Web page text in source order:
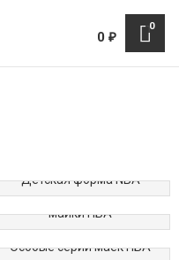
0
0 ₽
Детская форма NBA
Нанесение фамилий на
майки НБА
Особые серии маек НБА